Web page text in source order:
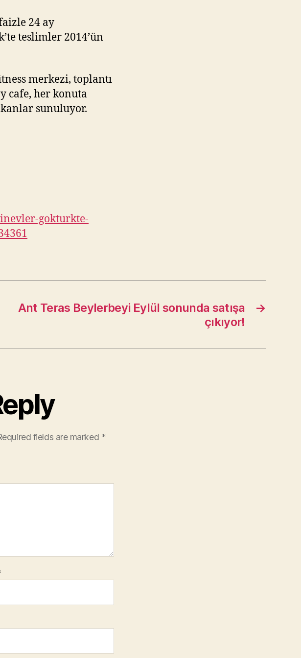
24 ay
teslimler 2014’ün
merkezi, toplantı
cafe, her konuta
sunuluyor.
gokturkte-
→
Ant Teras Beylerbeyi Eylül sonunda satışa
çıkıyor!
fields are marked *